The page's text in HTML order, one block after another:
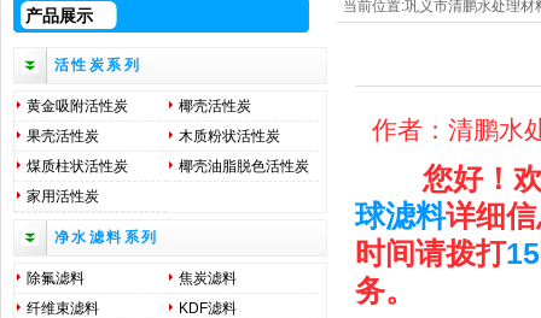
当前位置:巩义市清鹏水处理材
作者：清鹏
您好！欢
球滤料详细
时间请拨打
务。
产品展示
活性炭系列
黄金吸附活性炭
椰壳活性炭
果壳活性炭
木质粉状活性炭
煤质柱状活性炭
椰壳油脂脱色活性炭
家用活性炭
净水滤料系列
除氟滤料
焦炭滤料
纤维束滤料
KDF滤料